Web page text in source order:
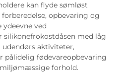
kan flyde sømløst
opbevaring og
ydeevne ved
med låg
aktiviteter,
pålidelig fødevareopbevaring
forhold.